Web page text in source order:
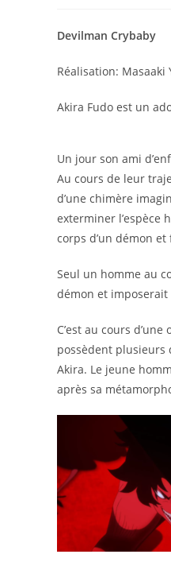
publication :
Devilman Crybaby
Réalisation: Masaaki
Akira Fudo est un
Un jour son ami
Au cours de leur
d’une chimère
exterminer l’espèce
corps d’un démon
Seul un homme au
démon et imposerait
C’est au cours
possèdent plusieurs
Akira. Le jeune
après sa